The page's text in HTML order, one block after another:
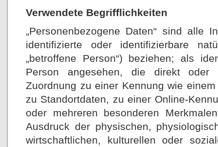
Verwendete Begrifflichkeiten
„Personenbezogene Daten“ sind alle
identifizierte oder identifizierbare
„betroffene Person“) beziehen; als
Person angesehen, die direkt oder
Zuordnung zu einer Kennung wie
zu Standortdaten, zu einer Online-
oder mehreren besonderen
Ausdruck der physischen,
wirtschaftlichen, kulturellen oder